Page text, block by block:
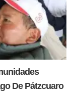
De Pátzcuaro